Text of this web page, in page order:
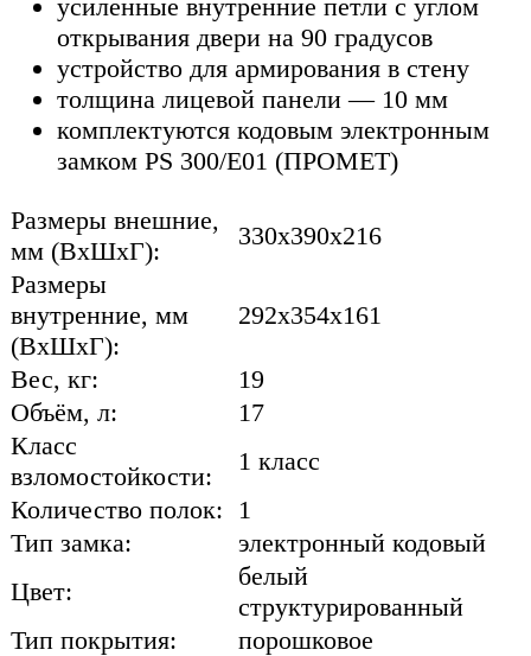
усиленные внутренние петли с углом
открывания двери на 90 градусов
устройство для армирования в стену
толщина лицевой панели — 10 мм
комплектуются кодовым электронным
замком PS 300/Е01 (ПРОМЕТ)
Размеры внешние,
мм (ВхШхГ):
330x390x216
Размеры
внутренние, мм
(ВхШхГ):
292x354x161
Вес, кг:
19
Объём, л:
17
Класс
взломостойкости:
1 класс
Количество полок:
1
Тип замка:
электронный кодовый
Цвет:
белый
структурированный
Тип покрытия:
порошковое